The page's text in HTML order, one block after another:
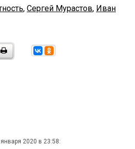
, Сергей Мурастов, Иван
2020 в 23:58: